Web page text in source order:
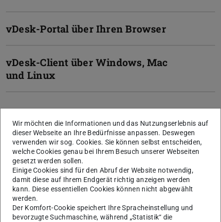
vDesk-Portal über Ihren Browser
vDesk-Client über Windows, Mac
und Linux
Best-Practies
Unsere Empfehlungen
Wir möchten die Informationen und das Nutzungserlebnis auf
dieser Webseite an Ihre Bedürfnisse anpassen. Deswegen
verwenden wir sog. Cookies. Sie können selbst entscheiden,
welche Cookies genau bei Ihrem Besuch unserer Webseiten
gesetzt werden sollen.
Einige Cookies sind für den Abruf der Website notwendig,
damit diese auf Ihrem Endgerät richtig anzeigen werden
kann. Diese essentiellen Cookies können nicht abgewählt
werden.
Der Komfort-Cookie speichert Ihre Spracheinstellung und
bevorzugte Suchmaschine, während „Statistik“ die